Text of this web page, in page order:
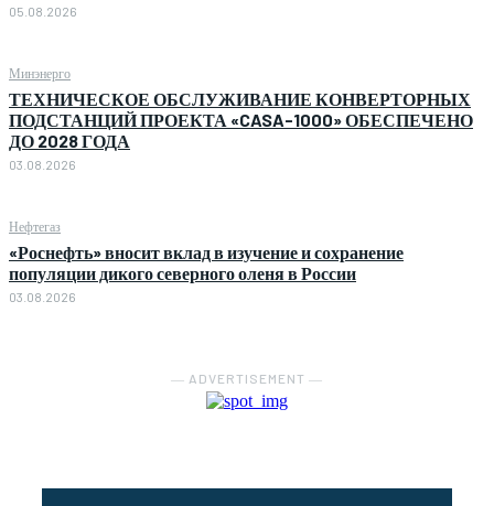
05.08.2026
Минэнерго
ТЕХНИЧЕСКОЕ ОБСЛУЖИВАНИЕ КОНВЕРТОРНЫХ
ПОДСТАНЦИЙ ПРОЕКТА «CASA-1000» ОБЕСПЕЧЕНО
ДО 2028 ГОДА
03.08.2026
Нефтегаз
«Роснефть» вносит вклад в изучение и сохранение
популяции дикого северного оленя в России
03.08.2026
― ADVERTISEMENT ―